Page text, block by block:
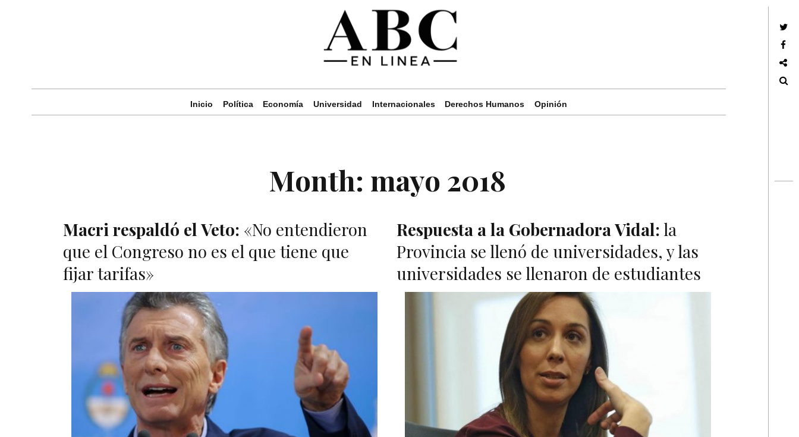
Inicio Política Economía Universidad Internacionales Derechos Humanos Opinión
Month: mayo 2018
Macri respaldó el Veto: «No entendieron
que el Congreso no es el que tiene que
fijar tarifas»
A
Respuesta a la Gobernadora Vidal: la
Provincia se llenó de universidades, y las
universidades se llenaron de estudiantes
A